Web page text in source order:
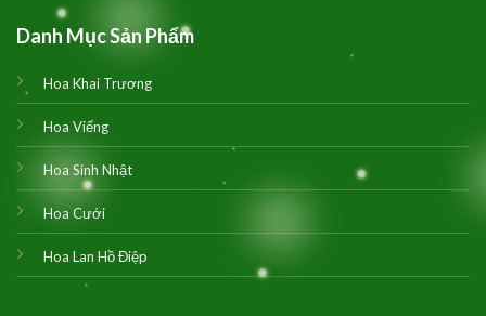
Danh Mục Sản Phẩm
Hoa Khai Trương
Hoa Viếng
Hoa Sinh Nhật
Hoa Cưới
Hoa Lan Hồ Điệp